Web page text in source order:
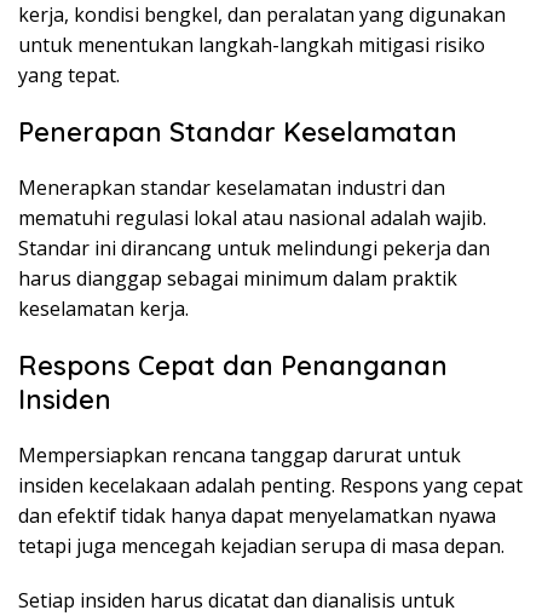
kerja, kondisi bengkel, dan peralatan yang digunakan
untuk menentukan langkah-langkah mitigasi risiko
yang tepat.
Penerapan Standar Keselamatan
Menerapkan standar keselamatan industri dan
mematuhi regulasi lokal atau nasional adalah wajib.
Standar ini dirancang untuk melindungi pekerja dan
harus dianggap sebagai minimum dalam praktik
keselamatan kerja.
Respons Cepat dan Penanganan
Insiden
Mempersiapkan rencana tanggap darurat untuk
insiden kecelakaan adalah penting. Respons yang cepat
dan efektif tidak hanya dapat menyelamatkan nyawa
tetapi juga mencegah kejadian serupa di masa depan.
Setiap insiden harus dicatat dan dianalisis untuk